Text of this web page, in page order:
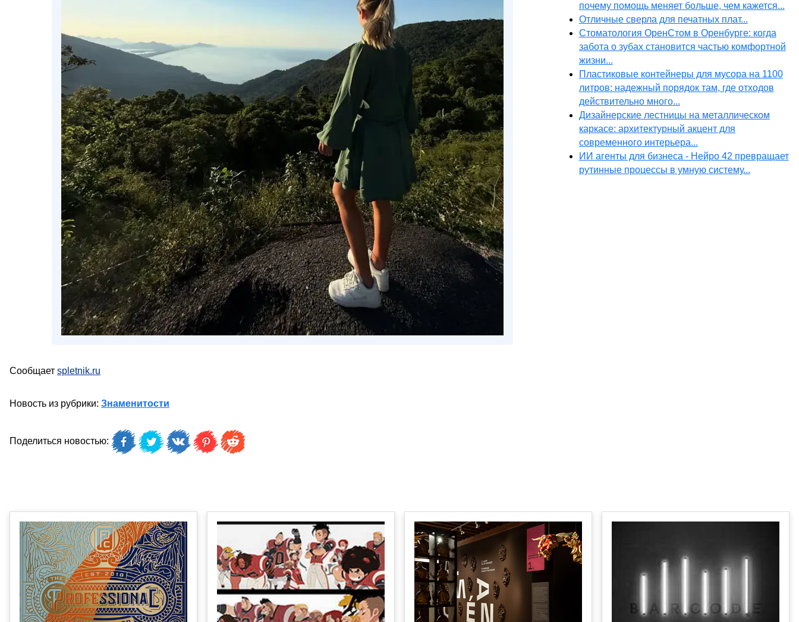
Сообщает spletnik.ru
Новость из рубрики: Знаменитости
Поделиться новостью:
почему помощь меняет больше, чем кажется...
Отличные сверла для печатных плат...
Стоматология ОренСтом в Оренбурге: когда
забота о зубах становится частью комфортной
жизни...
Пластиковые контейнеры для мусора на 1100
литров: надежный порядок там, где отходов
действительно много...
Дизайнерские лестницы на металлическом
каркасе: архитектурный акцент для
современного интерьера...
ИИ агенты для бизнеса - Нейро 42 превращает
рутинные процессы в умную систему...